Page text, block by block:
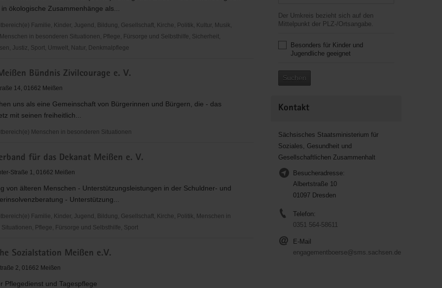
ökologische Zusammenhänge als...
Familie, Kinder, Jugend, Bildung, Gesellschaft, Kirche, Politik, Kultur, Musik,
in besonderen Situationen, Pflege, Fürsorge und Selbsthilfe, Sicherheit,
Justiz, Sport, Umwelt, Natur, Denkmalpflege
Bündnis Zivilcourage e. V.
14, 01662 Meißen
uns als eine Gemeinschaft von Bürgerinnen und Bürgern, die - das
mit seinen freiheitlich...
Menschen in besonderen Situationen
für das Dekanat Meißen e. V.
Straße 1, 01662 Meißen
von älteren Menschen - Unterstützungsleistungen in der Schuldner- und
- Unterstützung...
Familie, Kinder, Jugend, Bildung, Gesellschaft, Kirche, Politik, Menschen in
Situationen, Pflege, Fürsorge und Selbsthilfe, Sport
Sozialstation Meißen e.V.
2, 01662 Meißen
Pflegedienst und Tagespflege
Der Umkreis bezieht sich auf den
Mittelpunkt der PLZ-/Ortsangabe.
Besonders für Kinder und
Jugendliche geeignet
Suchen
Kontakt
Sächsisches Staatsministerium für
Soziales, Gesundheit und
Gesellschaftlichen Zusammenhalt
Besucheradresse:
Albertstraße 10
01097 Dresden
Telefon:
0351 564-58611
E-Mail
engagementboerse@sms.sachsen.de